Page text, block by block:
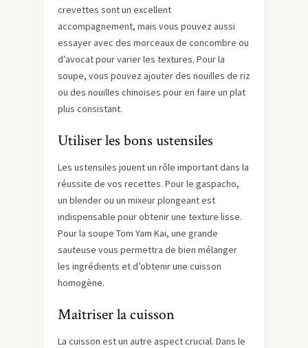
crevettes sont un excellent
accompagnement, mais vous pouvez aussi
essayer avec des morceaux de concombre ou
d’avocat pour varier les textures. Pour la
soupe, vous pouvez ajouter des nouilles de riz
ou des nouilles chinoises pour en faire un plat
plus consistant.
Utiliser les bons ustensiles
Les ustensiles jouent un rôle important dans la
réussite de vos recettes. Pour le gaspacho,
un blender ou un mixeur plongeant est
indispensable pour obtenir une texture lisse.
Pour la soupe Tom Yam Kai, une grande
sauteuse vous permettra de bien mélanger
les ingrédients et d’obtenir une cuisson
homogène.
Maîtriser la cuisson
La cuisson est un autre aspect crucial. Dans le